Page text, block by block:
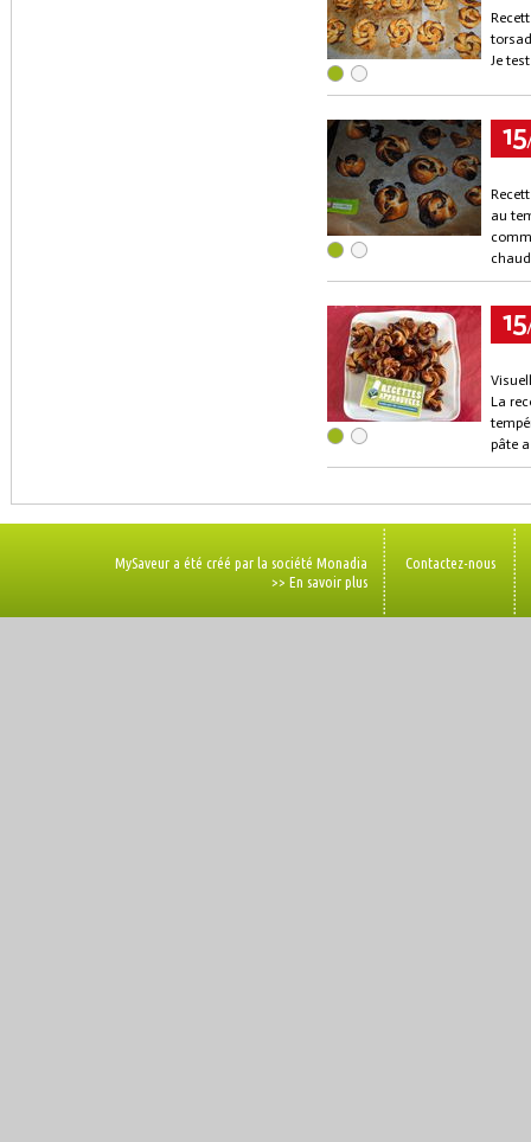
Je
15
au
15
La
pâte
MySaveur a été créé par la société Monadia
>> En savoir plus
Contactez-nous